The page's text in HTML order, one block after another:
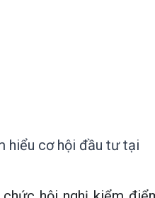
hiểu cơ hội đầu tư tại